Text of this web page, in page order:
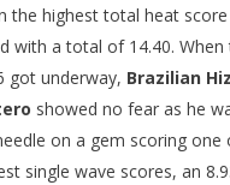
the highest total heat
with a total of 14.40. When
got underway, Brazilian
showed no fear as he
on a gem scoring one
single wave scores, an